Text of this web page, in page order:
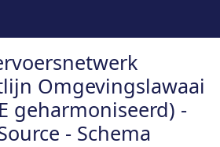
Omgevingslawaai
geharmoniseerd) -
- Schema